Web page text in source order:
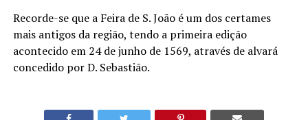
Recorde-se que a Feira de S. João é um dos certames
mais antigos da região, tendo a primeira edição
acontecido em 24 de junho de 1569, através de alvará
concedido por D. Sebastião.